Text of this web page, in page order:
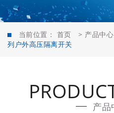
当前位置： 首页 > 产品中心
列户外高压隔离开关
产品